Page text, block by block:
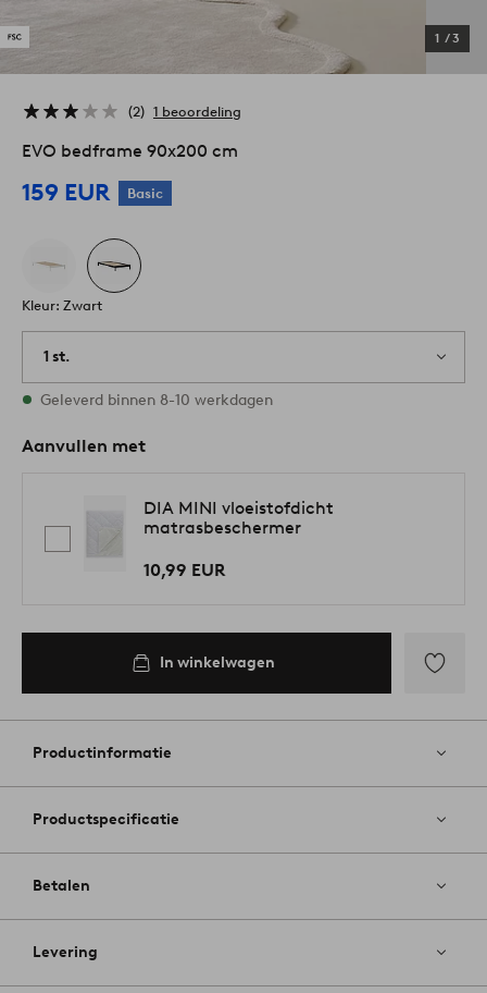
1 /3
2 1 beoordeling
EVO bedframe 90x200 cm
159 EUR Basic
Kleur: Zwart
1 st.
Op voorraad
Geleverd binnen 8-10 werkdagen
Aanvullen met
DIA MINI vloeistofdicht
matrasbeschermer
10,99 EUR
In winkelwagen
aan
Productinformatie
Productspecificatie
Betalen
Levering